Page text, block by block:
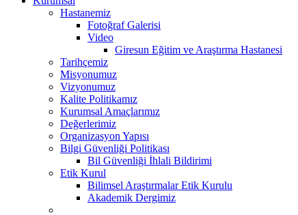
Hastanemiz
Fotoğraf Galerisi
Video
Giresun Eğitim ve Araştırma Hastanesi
Tarihçemiz
Misyonumuz
Vizyonumuz
Kalite Politikamız
Kurumsal Amaçlarımız
Değerlerimiz
Organizasyon Yapısı
Bilgi Güvenliği Politikası
Bil Güvenliği İhlali Bildirimi
Etik Kurul
Bilimsel Araştırmalar Etik Kurulu
Akademik Dergimiz